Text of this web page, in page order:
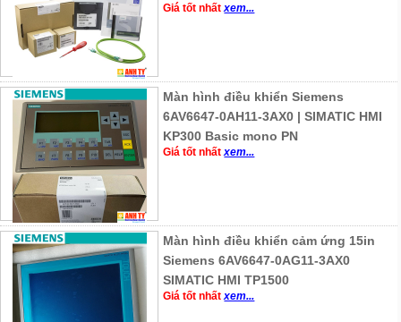
Giá tốt nhấtxem...
Màn hình điều khiển Siemens
6AV6647-0AH11-3AX0 | SIMATIC HMI
KP300 Basic mono PN
Giá tốt nhấtxem...
Màn hình điều khiển cảm ứng 15in
Siemens 6AV6647-0AG11-3AX0
SIMATIC HMI TP1500
Giá tốt nhấtxem...